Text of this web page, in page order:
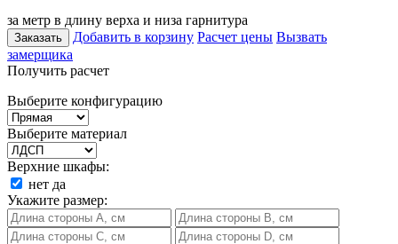
за метр в длину верха и низа гарнитура
Заказать Добавить в корзину Расчет цены Вызвать
замерщика
Получить расчет
Выберите конфигурацию
Выберите материал
Верхние шкафы:
нет да
Укажите размер: